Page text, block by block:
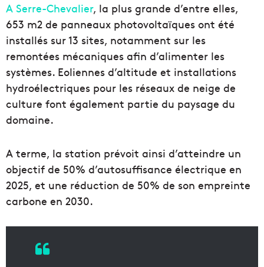
A Serre-Chevalier, la plus grande d’entre elles,
653 m2 de panneaux photovoltaïques ont été
installés sur 13 sites, notamment sur les
remontées mécaniques afin d’alimenter les
systèmes. Eoliennes d’altitude et installations
hydroélectriques pour les réseaux de neige de
culture font également partie du paysage du
domaine.
A terme, la station prévoit ainsi d’atteindre un
objectif de 50% d’autosuffisance électrique en
2025, et une réduction de 50% de son empreinte
carbone en 2030.